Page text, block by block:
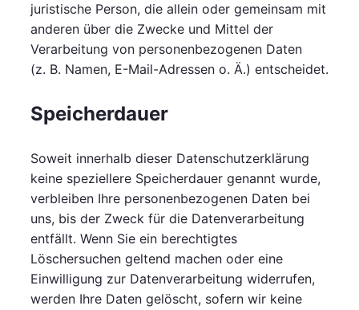
juristische Person, die allein oder gemeinsam mit
anderen über die Zwecke und Mittel der
Verarbeitung von personenbezogenen Daten
(z. B. Namen, E-Mail-Adressen o. Ä.) entscheidet.
Speicherdauer
Soweit innerhalb dieser Datenschutzerklärung
keine speziellere Speicherdauer genannt wurde,
verbleiben Ihre personenbezogenen Daten bei
uns, bis der Zweck für die Datenverarbeitung
entfällt. Wenn Sie ein berechtigtes
Löschersuchen geltend machen oder eine
Einwilligung zur Datenverarbeitung widerrufen,
werden Ihre Daten gelöscht, sofern wir keine